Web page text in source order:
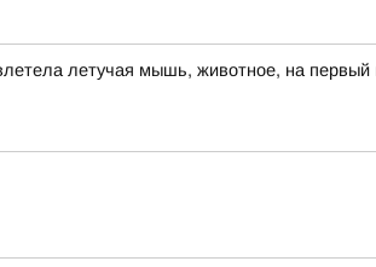
летучая мышь, животное, на первый